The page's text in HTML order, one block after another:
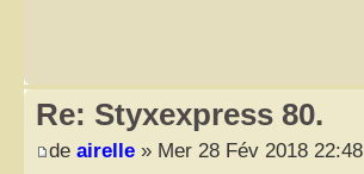
Re: Styxexpress 80.
de airelle » Mer 28 Fév 2018 22:48